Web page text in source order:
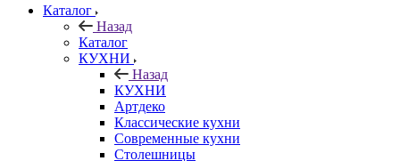
Каталог
Назад
Каталог
КУХНИ
Назад
КУХНИ
Артдеко
Классические кухни
Современные кухни
Столешницы